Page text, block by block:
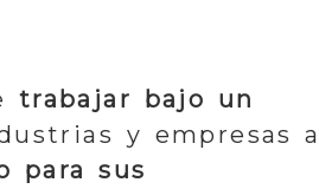
trabajar bajo un
y empresas a
para sus